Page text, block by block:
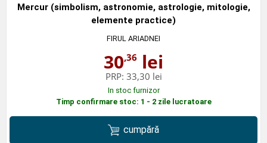
Mercur (simbolism, astronomie, astrologie, mitologie,
elemente practice)
FIRUL ARIADNEI
30,36 lei
PRP: 33,30 lei
In stoc furnizor
Timp confirmare stoc: 1 - 2 zile lucratoare
cumpără